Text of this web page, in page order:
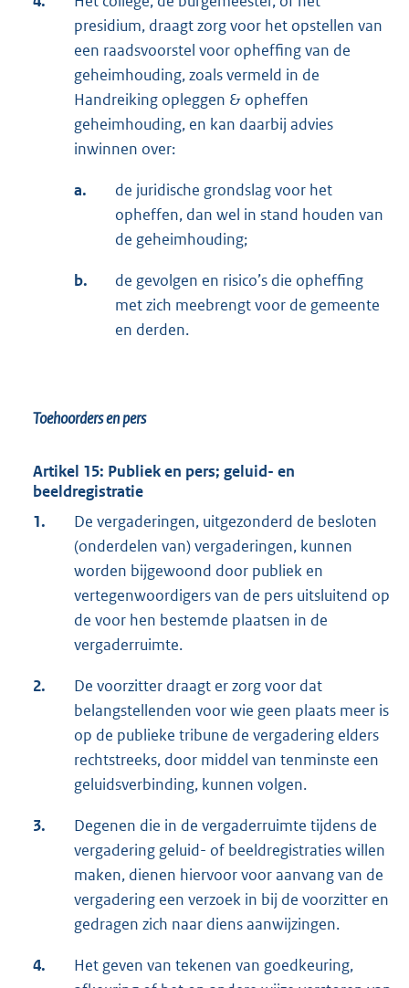
presidium, draagt zorg voor het opstellen van
een raadsvoorstel voor opheffing van de
geheimhouding, zoals vermeld in de
Handreiking opleggen & opheffen
geheimhouding, en kan daarbij advies
inwinnen over:
a.
de juridische grondslag voor het
opheffen, dan wel in stand houden van
de geheimhouding;
b.
de gevolgen en risico’s die opheffing
met zich meebrengt voor de gemeente
en derden.
Toehoorders en pers
Artikel 15: Publiek en pers; geluid- en
beeldregistratie
1.
De vergaderingen, uitgezonderd de besloten
(onderdelen van) vergaderingen, kunnen
worden bijgewoond door publiek en
vertegenwoordigers van de pers uitsluitend op
de voor hen bestemde plaatsen in de
vergaderruimte.
2.
De voorzitter draagt er zorg voor dat
belangstellenden voor wie geen plaats meer is
op de publieke tribune de vergadering elders
rechtstreeks, door middel van tenminste een
geluidsverbinding, kunnen volgen.
3.
Degenen die in de vergaderruimte tijdens de
vergadering geluid- of beeldregistraties willen
maken, dienen hiervoor voor aanvang van de
vergadering een verzoek in bij de voorzitter en
gedragen zich naar diens aanwijzingen.
4.
Het geven van tekenen van goedkeuring,